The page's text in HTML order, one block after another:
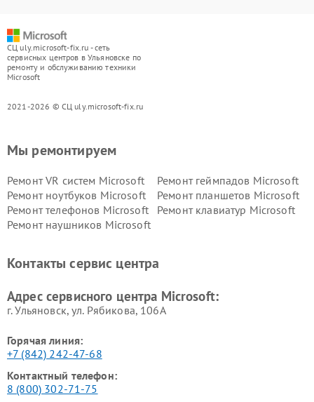
СЦ uly.microsoft-fix.ru - сеть
сервисных центров в Ульяновске по
ремонту и обслуживанию техники
Microsoft
2021-2026 © СЦ uly.microsoft-fix.ru
Мы ремонтируем
Ремонт VR систем Microsoft
Ремонт геймпадов Microsoft
Ремонт ноутбуков Microsoft
Ремонт планшетов Microsoft
Ремонт телефонов Microsoft
Ремонт клавиатур Microsoft
Ремонт наушников Microsoft
Контакты сервис центра
Адрес сервисного центра Microsoft:
г. Ульяновск, ул. Рябикова, 106А
Горячая линия:
+7 (842) 242-47-68
Контактный телефон:
8 (800) 302-71-75